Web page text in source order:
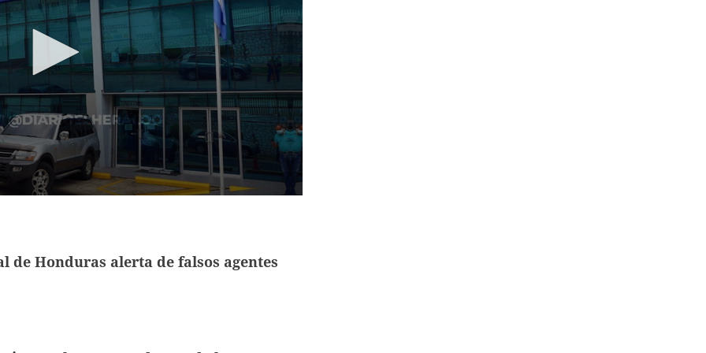
de Honduras alerta de falsos agentes